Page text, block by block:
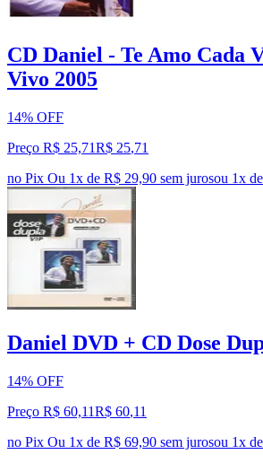
CD Daniel - Te Amo Cada
Vivo 2005
14% OFF
Preço R$ 25,71R$ 25,71
no Pix Ou 1x de R$ 29,90 sem jurosou 1x de
Daniel DVD + CD Dose
14% OFF
Preço R$ 60,11R$ 60,11
no Pix Ou 1x de R$ 69,90 sem jurosou 1x de